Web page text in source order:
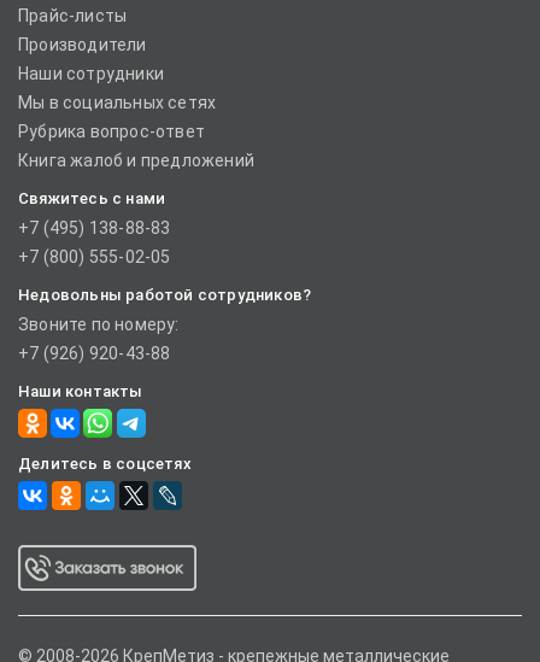
Прайс-листы
Производители
Наши сотрудники
Мы в социальных сетях
Рубрика вопрос-ответ
Книга жалоб и предложений
Свяжитесь с нами
+7 (495) 138-88-83
+7 (800) 555-02-05
Недовольны работой сотрудников?
Звоните по номеру:
+7 (926) 920-43-88
Наши контакты
Делитесь в соцсетях
© 2008-2026 КрепМетиз - крепежные металлические